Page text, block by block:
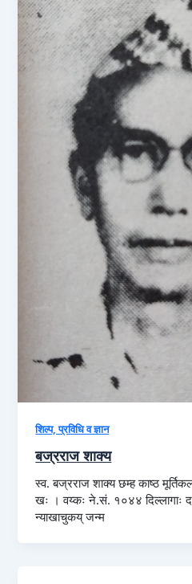
शिल्प, प्रविधि व ज्ञान
बज्रराज शाक्य
स्व. बज्रराज शाक्य छम्ह काष्ठ
खः । वय्कः ने.सं. १०४४ दिल्लागाः
न्याखाचुकय् जन्म